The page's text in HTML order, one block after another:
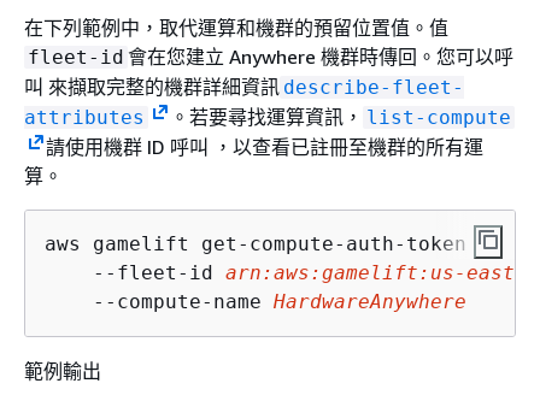
在下列範例中，取代運算和機群的預留位置值。值
fleet-id 會在您建立 Anywhere 機群時傳回。您可以呼
叫 來擷取完整的機群詳細資訊 describe-fleet-
attributes
。若要尋找運算資訊， list-compute
請使用機群 ID 呼叫 ，以查看已註冊至機群的所有運
算。
aws gamelift get-compute-auth-token \
    --fleet-id
arn:aws:gamelift:us-east-
    --compute-name
HardwareAnywhere
範例輸出